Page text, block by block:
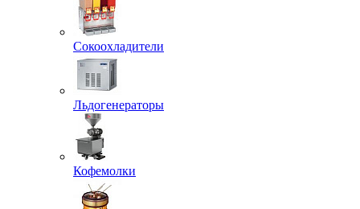
Сокоохладители
Льдогенераторы
Кофемолки